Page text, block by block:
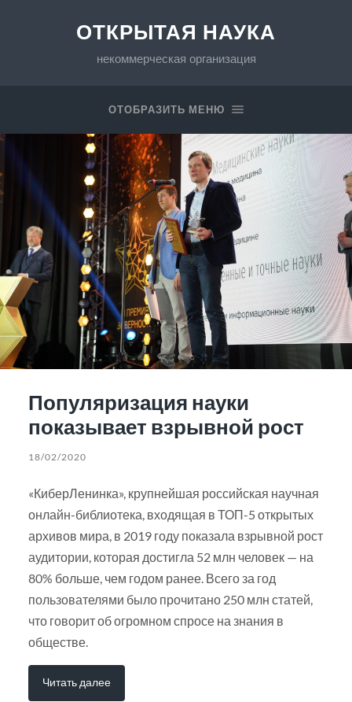
ОТКРЫТАЯ НАУКА
некоммерческая организация
ОТОБРАЗИТЬ МЕНЮ
Популяризация науки
показывает взрывной рост
18/02/2020
«КиберЛенинка», крупнейшая российская научная
онлайн-библиотека, входящая в ТОП-5 открытых
архивов мира, в 2019 году показала взрывной рост
аудитории, которая достигла 52 млн человек — на
80% больше, чем годом ранее. Всего за год
пользователями было прочитано 250 млн статей,
что говорит об огромном спросе на знания в
обществе.
Читать далее